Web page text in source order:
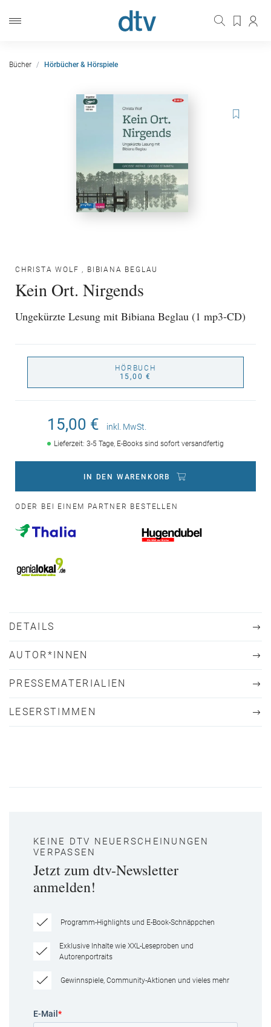
Bücher Hörbücher & Hörspiele
CHRISTA WOLF , BIBIANA BEGLAU
Kein Ort. Nirgends
Ungekürzte Lesung mit Bibiana Beglau (1 mp3-CD)
HÖRBUCH
15,00 €
15,00 € inkl. MwSt.
Lieferzeit: 3-5 Tage, E-Books sind sofort versandfertig
IN DEN WARENKORB
ODER BEI EINEM PARTNER BESTELLEN
DETAILS
AUTOR*INNEN
PRESSEMATERIALIEN
LESERSTIMMEN
KEINE DTV NEUERSCHEINUNGEN
VERPASSEN
Jetzt zum dtv-Newsletter
anmelden!
Programm-Highlights und E-Book-Schnäppchen
Exklusive Inhalte wie XXL-Leseproben und
Autorenportraits
Gewinnspiele, Community-Aktionen und vieles mehr
E-Mail *